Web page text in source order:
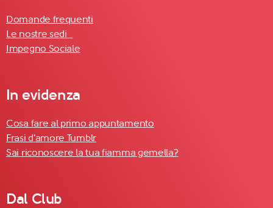
Domande frequenti
Le nostre sedi
Impegno Sociale
In evidenza
Cosa fare al primo appuntamento
Frasi d'amore Tumblr
Sai riconoscere la tua fiamma gemella?
Dal Club